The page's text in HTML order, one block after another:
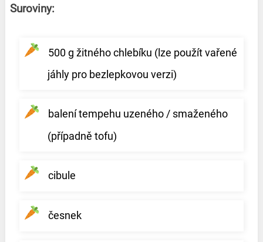
Suroviny:
500 g žitného chlebíku (lze použít vařené
jáhly pro bezlepkovou verzi)
balení tempehu uzeného / smaženého
(případně tofu)
cibule
česnek